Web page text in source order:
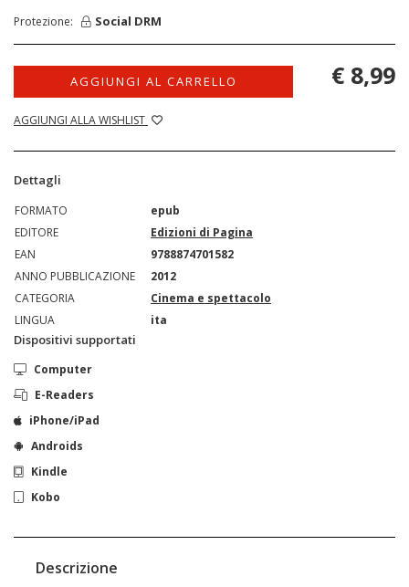
Protezione: Social DRM
AGGIUNGI AL CARRELLO
AGGIUNGI ALLA WISHLIST
€ 8,99
Dettagli
FORMATO
epub
EDITORE
Edizioni di Pagina
EAN
9788874701582
ANNO PUBBLICAZIONE
2012
CATEGORIA
Cinema e spettacolo
LINGUA
ita
Dispositivi supportati
Computer
E-Readers
iPhone/iPad
Androids
Kindle
Kobo
Descrizione